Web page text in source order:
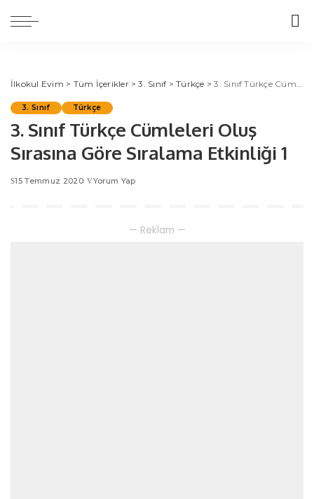
İlkokul Evim > Tüm İçerikler>3. Sınıf >Türkçe >3. Sınıf Türkçe Cümleleri Oluş Sırasına Göre Sıralama Etkinliği 1
3. Sınıf Türkçe
3. Sınıf Türkçe Cümleleri Oluş
Sırasına Göre Sıralama Etkinliği 1
15 Temmuz 2020 Yorum Yap
— Reklam —